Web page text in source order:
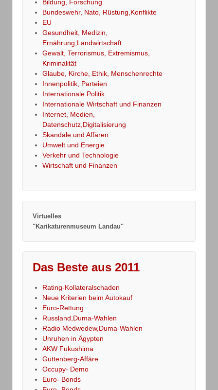
Bildung, Forschung
Bundeswehr, Nato, Rüstung,Konflikte
EU
Gesundheit, Medizin,
Ernährung,Landwirtschaft
Gewalt, Terrorismus, Extremismus,
Kriminalität
Glaube, Kirche, Ethik, Menschenrechte
Innenpolitik, Parteien
Internationale Politik
Internationale Wirtschaft und Finanzen
Internet, Medien,
Datenschutz,Digitalisierung
Skandale und Affären
Umwelt und Energie
Verkehr und Technologie
Wirtschaft und Finanzen
Virtuelles
"Karikaturenmuseum Landau"
Das Beste aus 2011
Rating-Kollateralschaden
Neue Kriterien beim Autokauf
Euro-Rettung
Russland,Duma-Wahlen
Radio Medwedew,Duma-Wahlen
Unruhen in Ägypten
AKW Fukushima
Guttenberg-Affäre
Occupy- Demo
Euro- Bonds